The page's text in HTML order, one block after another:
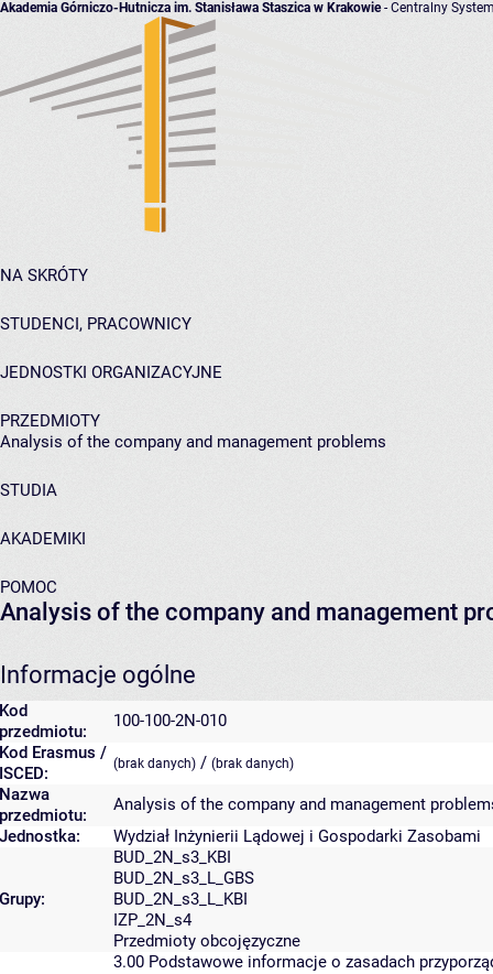
Akademia Górniczo-Hutnicza im. Stanisława Staszica w Krakowie- Centralny
NA SKRÓTY
STUDENCI, PRACOWNICY
JEDNOSTKI ORGANIZACYJNE
PRZEDMIOTY
Analysis of the company and management problems
STUDIA
AKADEMIKI
POMOC
Analysis of the company and management
Informacje ogólne
Kod
przedmiotu:
100-100-2N-010
Kod Erasmus /
ISCED:
(brak danych) / (brak danych)
Nazwa
przedmiotu:
Analysis of the company and management
Jednostka:
Wydział Inżynierii Lądowej i Gospodarki Zasobami
Grupy:
BUD_2N_s3_KBI
BUD_2N_s3_L_GBS
BUD_2N_s3_L_KBI
IZP_2N_s4
Przedmioty obcojęzyczne
3.00 Podstawowe informacje o zasadach